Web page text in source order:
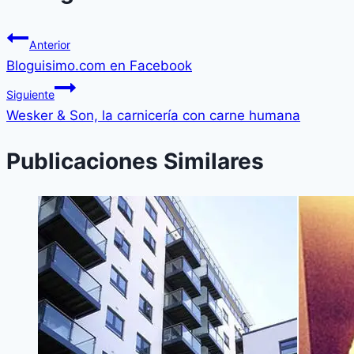
Anterior
Bloguisimo.com en Facebook
Siguiente
Wesker & Son, la carnicerí­a con carne humana
Publicaciones Similares